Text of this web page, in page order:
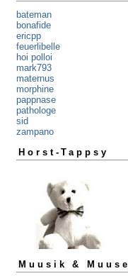
bateman
bonafide
ericpp
feuerlibelle
hoi polloi
mark793
maternus
morphine
pappnase
pathologe
sid
zampano
Horst-Tappsy
Muusik & Muuse